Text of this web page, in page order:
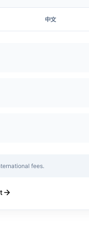
中文
fees.